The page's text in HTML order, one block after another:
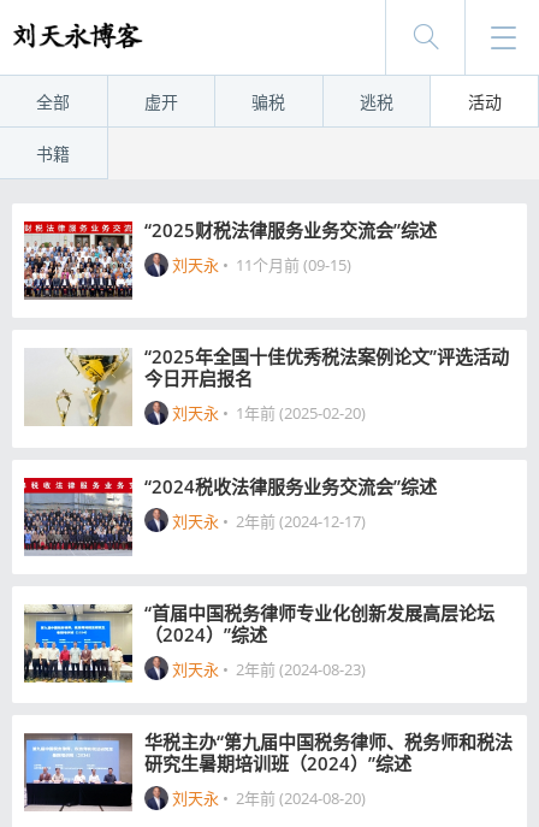
全部 虚开 骗税 逃税 活动
书籍
“2025财税法律服务业务交流会”综述
刘天永 • 11个月前 (09-15)
“2025年全国十佳优秀税法案例论文”评选活动
今日开启报名
刘天永 • 1年前 (2025-02-20)
“2024税收法律服务业务交流会”综述
刘天永 • 2年前 (2024-12-17)
“首届中国税务律师专业化创新发展高层论坛
（2024）”综述
刘天永 • 2年前 (2024-08-23)
华税主办“第九届中国税务律师、税务师和税法
研究生暑期培训班（2024）”综述
刘天永 • 2年前 (2024-08-20)